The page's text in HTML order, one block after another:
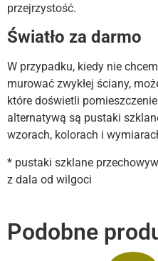
przejrzystość.
Światło za darmo
W przypadku, kiedy nie
murować zwykłej ściany,
które doświetli
alternatywą są pustaki
wzorach, kolorach i
* pustaki szklane
z dala od wilgoci
Podobne